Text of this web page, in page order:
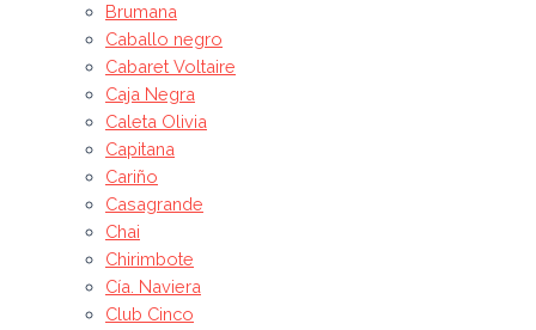
Brumana
Caballo negro
Cabaret Voltaire
Caja Negra
Caleta Olivia
Capitana
Cariño
Casagrande
Chai
Chirimbote
Cía. Naviera
Club Cinco